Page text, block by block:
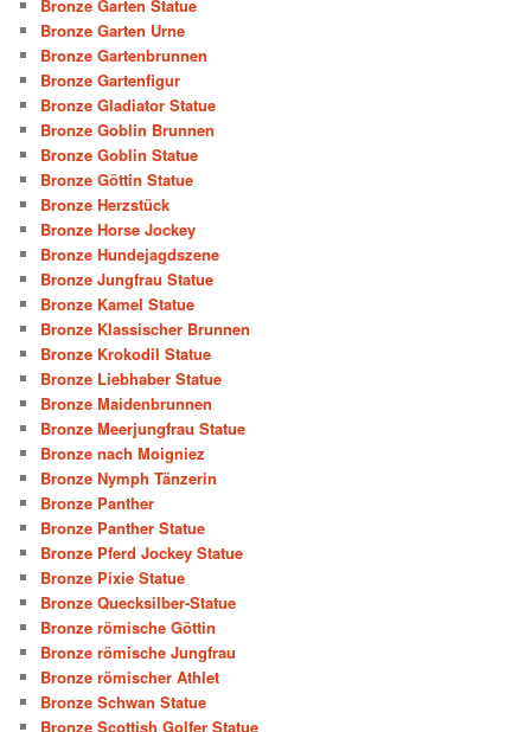
Bronze Garten Statue
Bronze Garten Urne
Bronze Gartenbrunnen
Bronze Gartenfigur
Bronze Gladiator Statue
Bronze Goblin Brunnen
Bronze Goblin Statue
Bronze Göttin Statue
Bronze Herzstück
Bronze Horse Jockey
Bronze Hundejagdszene
Bronze Jungfrau Statue
Bronze Kamel Statue
Bronze Klassischer Brunnen
Bronze Krokodil Statue
Bronze Liebhaber Statue
Bronze Maidenbrunnen
Bronze Meerjungfrau Statue
Bronze nach Moigniez
Bronze Nymph Tänzerin
Bronze Panther
Bronze Panther Statue
Bronze Pferd Jockey Statue
Bronze Pixie Statue
Bronze Quecksilber-Statue
Bronze römische Göttin
Bronze römische Jungfrau
Bronze römischer Athlet
Bronze Schwan Statue
Bronze Scottish Golfer Statue